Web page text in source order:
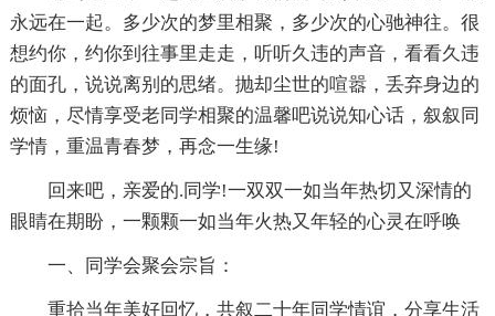
永远在一起。多少次的梦里相聚，多少次的心驰神往。很
想约你，约你到往事里走走，听听久违的声音，看看久违
的面孔，说说离别的思绪。抛却尘世的喧嚣，丢弃身边的
烦恼，尽情享受老同学相聚的温馨吧说说知心话，叙叙同
学情，重温青春梦，再念一生缘!
回来吧，亲爱的.同学!一双双一如当年热切又深情的
眼睛在期盼，一颗颗一如当年火热又年轻的心灵在呼唤
一、同学会聚会宗旨：
重拾当年美好回忆，共叙二十年同学情谊，分享生活